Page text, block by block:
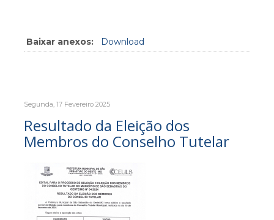
Baixar anexos: Download
Segunda, 17 Fevereiro 2025
Resultado da Eleição dos
Membros do Conselho Tutelar